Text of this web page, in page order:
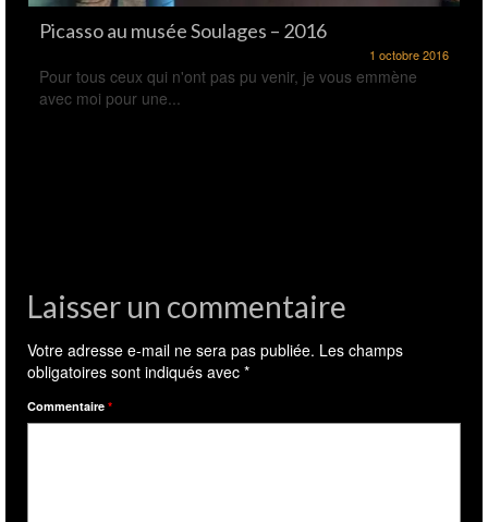
Picasso au musée Soulages – 2016
1 octobre 2016
Pour tous ceux qui n'ont pas pu venir, je vous emmène
avec moi pour une...
Laisser un commentaire
Votre adresse e-mail ne sera pas publiée. Les champs
obligatoires sont indiqués avec *
Commentaire *